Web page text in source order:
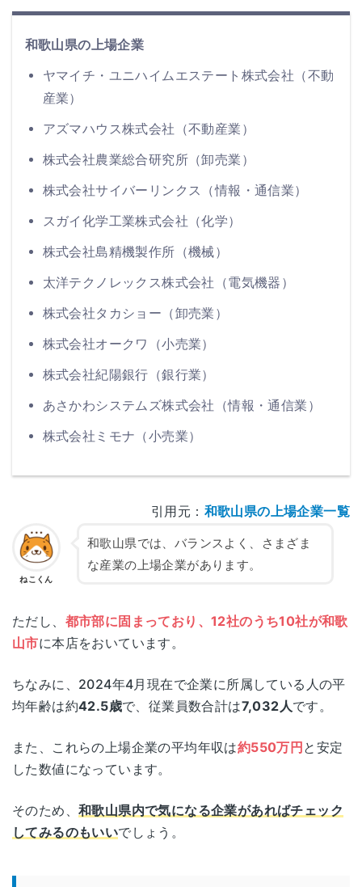
和歌山県の上場企業
ヤマイチ・ユニハイムエステート株式会社（不動
産業）
アズマハウス株式会社（不動産業）
株式会社農業総合研究所（卸売業）
株式会社サイバーリンクス（情報・通信業）
スガイ化学工業株式会社（化学）
株式会社島精機製作所（機械）
太洋テクノレックス株式会社（電気機器）
株式会社タカショー（卸売業）
株式会社オークワ（小売業）
株式会社紀陽銀行（銀行業）
あさかわシステムズ株式会社（情報・通信業）
株式会社ミモナ（小売業）
引用元： 和歌山県の上場企業一覧
ねこくん
和歌山県では、バランスよく、さまざま
な産業の上場企業があります。
ただし、 都市部に固まっており、12社のうち10社が和歌
山市に本店をおいています。
ちなみに、2024年4月現在で企業に所属している人の平
均年齢は約42.5歳で、従業員数合計は7,032人です。
また、これらの上場企業の平均年収は約550万円と安定
した数値になっています。
そのため、 和歌山県内で気になる企業があればチェック
してみるのもいいでしょう。